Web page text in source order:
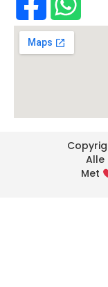
Met
Alle